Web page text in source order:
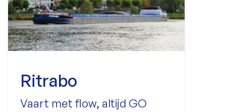
Ritrabo
Vaart met flow, altijd GO